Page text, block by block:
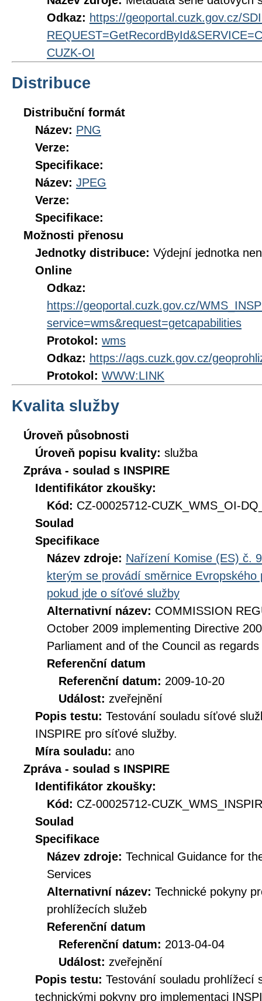
Odkaz: https://geoportal.cuzk.gov.cz/
CUZK-OI
Distribuce
Distribuční formát
Název: PNG
Verze:
Specifikace:
Název: JPEG
Verze:
Specifikace:
Možnosti přenosu
Jednotky distribuce: Výdejní jednotka
Online
Odkaz:
https://geoportal.cuzk.gov.cz/
service=wms&request=getcapabilities
Protokol: wms
Odkaz: https://ags.cuzk.gov.cz/
Protokol: WWW:LINK
Kvalita služby
Úroveň působnosti
Úroveň popisu kvality: služba
Zpráva - soulad s INSPIRE
Identifikátor zkoušky:
Kód: CZ-00025712-CUZK_WMS_OI-
Soulad
Specifikace
Název zdroje: Nařízení Komise (ES) č.
kterým se provádí směrnice
pokud jde o síťové služby
Alternativní název: COMMISSION
October 2009 implementing Directive
Parliament and of the Council as
Referenční datum
Referenční datum: 2009-10-20
Událost: zveřejnění
Popis testu: Testování souladu síťové
INSPIRE pro síťové služby.
Míra souladu: ano
Zpráva - soulad s INSPIRE
Identifikátor zkoušky:
Kód: CZ-00025712-
Soulad
Specifikace
Název zdroje: Technical Guidance for
Services
Alternativní název: Technické pokyny
prohlížecích služeb
Referenční datum
Referenční datum: 2013-04-04
Událost: zveřejnění
Popis testu: Testování souladu prohlížecí
technickými pokyny pro implementaci